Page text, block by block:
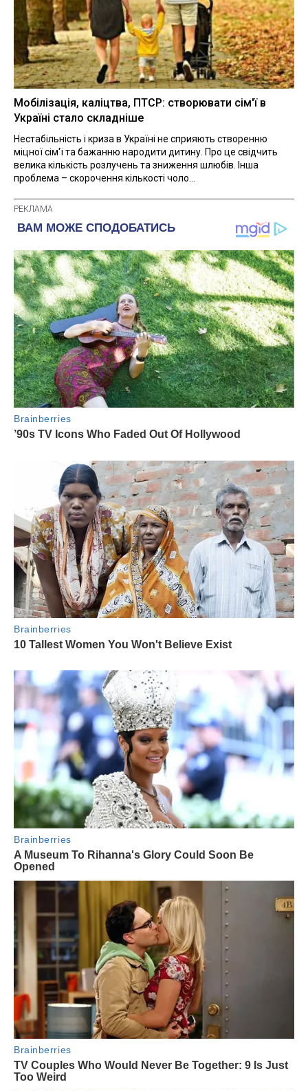
Мобілізація, каліцтва, ПТСР: створювати сім'ї в
Україні стало складніше
Нестабільність і криза в Україні не сприяють створенню
міцної сім'ї та бажанню народити дитину. Про це свідчить
велика кількість розлучень та зниження шлюбів. Інша
проблема – скорочення кількості чоло...